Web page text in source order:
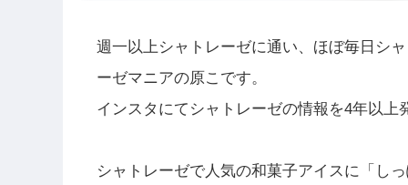
週一以上シャトレーゼに通い、ほぼ毎日シ
ーゼマニアの原こです。
インスタにてシャトレーゼの情報を4年以上
シャトレーゼで人気の和菓子アイスに「し